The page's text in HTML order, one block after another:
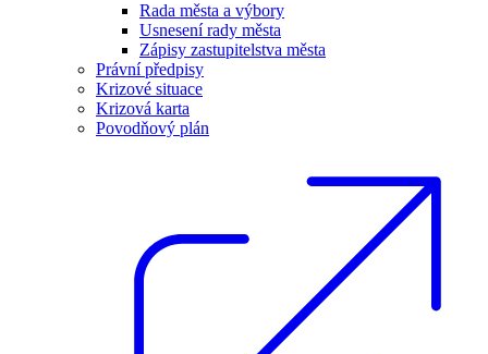
Rada města a výbory
Usnesení rady města
Zápisy zastupitelstva města
Právní předpisy
Krizové situace
Krizová karta
Povodňový plán